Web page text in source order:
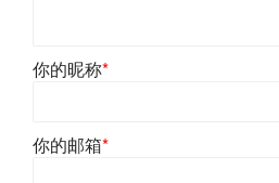
你的昵称*
你的邮箱*